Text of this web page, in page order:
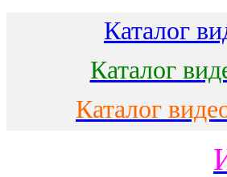
Каталог
Каталог
Каталог